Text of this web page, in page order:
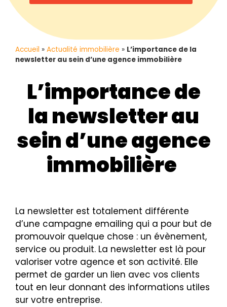
Accueil » Actualité immobilière » L’importance de la
newsletter au sein d’une agence immobilière
L’importance de
la newsletter au
sein d’une agence
immobilière
La newsletter est totalement différente
d’une campagne emailing qui a pour but de
promouvoir quelque chose : un évènement,
service ou produit. La newsletter est là pour
valoriser votre agence et son activité. Elle
permet de garder un lien avec vos clients
tout en leur donnant des informations utiles
sur votre entreprise.